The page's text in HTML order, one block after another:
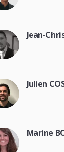
Jean-
Julien
Marine